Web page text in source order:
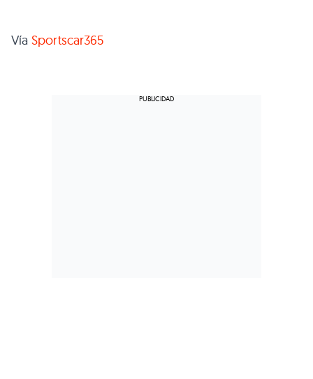
Vía Sportscar365